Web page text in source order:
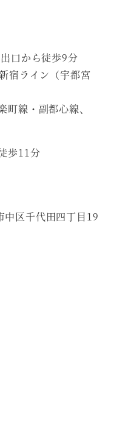
口から徒歩9分
宿ライン（宇都宮
線・副都心線、
歩11分
中区千代田四丁目19